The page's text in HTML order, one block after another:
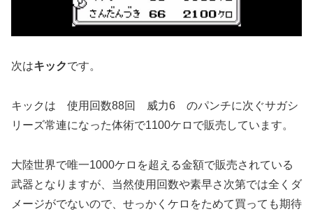
次はキックです。
キックは 使用回数88回 威力6 のパンチに次ぐサガシ
リーズ常連になった体術で1100ケロで販売しています。
大陸世界で唯一1000ケロを超える金額で販売されている
武器となりますが、当然使用回数や素早さ次第では全くダ
メージがでないので、せっかくケロをためて買っても期待